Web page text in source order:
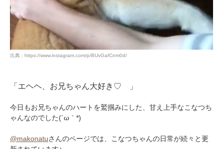
出典 : https://www.instagram.com/p/BUvGafCnm0d/
「エヘヘ、お兄ちゃん大好き♡ 」
今日もお兄ちゃんのハートを鷲掴みにした、甘え上手なこなつち
ゃんなのでした(´ω｀*)
@makonatuさんのページでは、こなつちゃんの日常が続々と更